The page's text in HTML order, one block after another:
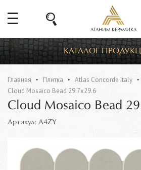
АГАНИМ КЕРАМИКА
КАТАЛОГ
Главная Плитка Atlas Concorde Italy
Cloud Mosaico Bead 29.7x29.6
Cloud Mosaico Bead
Артикул: A4ZY